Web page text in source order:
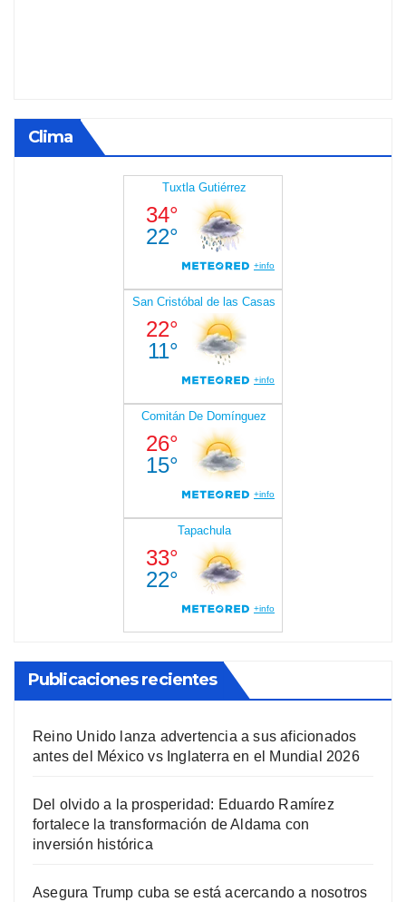
Clima
Publicaciones recientes
Reino Unido lanza advertencia a sus aficionados
antes del México vs Inglaterra en el Mundial 2026
Del olvido a la prosperidad: Eduardo Ramírez
fortalece la transformación de Aldama con
inversión histórica
Asegura Trump cuba se está acercando a nosotros